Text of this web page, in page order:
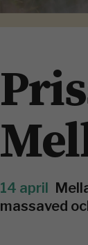
14 april
massaved